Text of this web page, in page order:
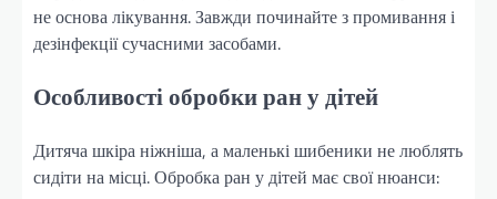
не основа лікування. Завжди починайте з промивання і
дезінфекції сучасними засобами.
Особливості обробки ран у дітей
Дитяча шкіра ніжніша, а маленькі шибеники не люблять
сидіти на місці. Обробка ран у дітей має свої нюанси: